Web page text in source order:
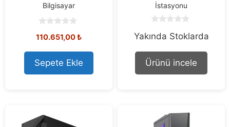
Bilgisayar
o
t
o
f
5
110.651,00₺
Sepete Ekle
İstasyonu
o
t
f
Yakında Stoklarda
Ürünü incele